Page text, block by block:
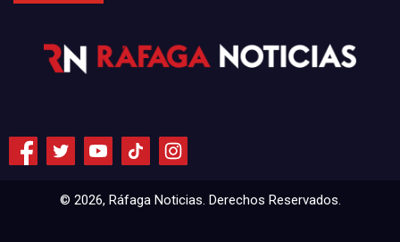
© 2026, Ráfaga Noticias. Derechos Reservados.